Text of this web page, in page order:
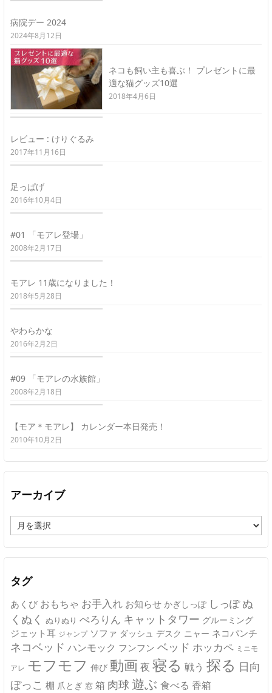
病院デー 2024
2024年8月12日
ネコも飼い主も喜ぶ！ プレゼントに最
適な猫グッズ10選
2018年4月6日
レビュー : けりぐるみ
2017年11月16日
足っぱげ
2016年10月4日
#01 「モアレ登場」
2008年2月17日
モアレ 11歳になりました！
2018年5月28日
やわらかな
2016年2月2日
#09 「モアレの水族館」
2008年2月18日
【モア＊モアレ】 カレンダー本日発売！
2010年10月2日
アーカイブ
ー
カ
イ
タグ
あくび おもちゃ お手入れ お知らせ かぎしっぽ しっぽ ぬ
くぬく ぬりぬり ぺろりん キャットタワー グルーミング
ジェット耳 ジャンプ ソファ ダッシュ デスク ニャー ネコパンチ
ネコベッド ハンモック フンフン ベッド ホッカペ ミニモ
アレ モフモフ 伸び 動画 夜 寝る 戦う 探る 日向
ぼっこ 棚 爪とぎ 窓 箱 肉球 遊ぶ 食べる 香箱